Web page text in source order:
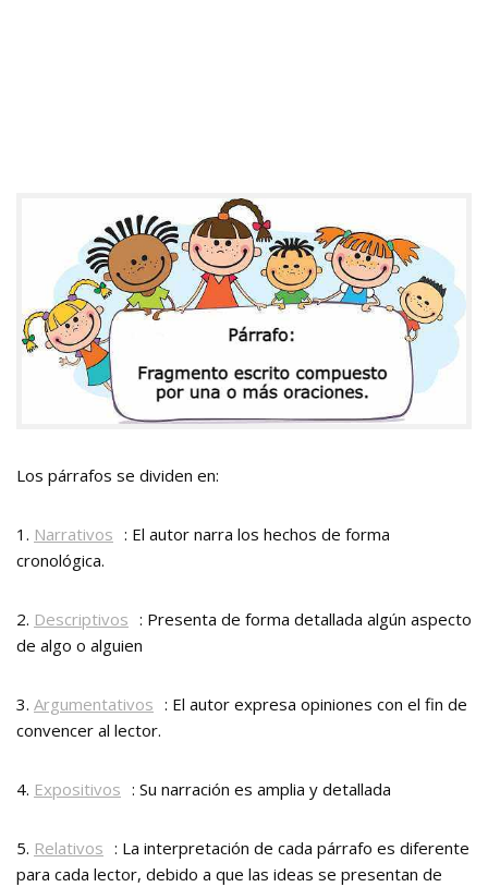
Los párrafos se dividen en:
1. Narrativos : El autor narra los hechos de forma
cronológica.
2. Descriptivos : Presenta de forma detallada algún aspecto
de algo o alguien
3. Argumentativos : El autor expresa opiniones con el fin de
convencer al lector.
4. Expositivos : Su narración es amplia y detallada
5. Relativos : La interpretación de cada párrafo es diferente
para cada lector, debido a que las ideas se presentan de